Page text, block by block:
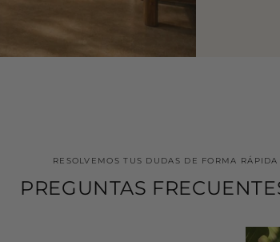
RESOLVEMOS TUS DUDAS DE FORMA
PREGUNTAS